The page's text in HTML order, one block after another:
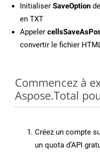
Initialiser SaveOption
en TXT
Appeler
convertir le fichier
Commencez à
Aspose.Total
Créez un compte
un quota d’API